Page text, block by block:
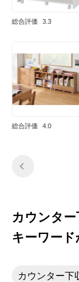
総合評価 3.3
総合評価 4.0
カウンタ
キーワー
カウンター下